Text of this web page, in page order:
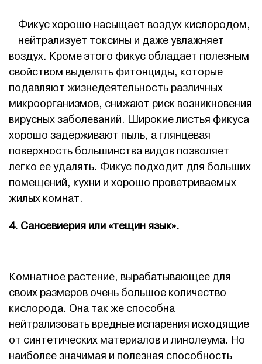
Фикус хорошо насыщает воздух кислородом,
нейтрализует токсины и даже увлажняет
воздух. Кроме этого фикус обладает полезным
свойством выделять фитонциды, которые
подавляют жизнедеятельность различных
микроорганизмов, снижают риск возникновения
вирусных заболеваний. Широкие листья фикуса
хорошо задерживают пыль, а глянцевая
поверхность большинства видов позволяет
легко ее удалять. Фикус подходит для больших
помещений, кухни и хорошо проветриваемых
жилых комнат.
4. Сансевиерия или «тещин язык».
Комнатное растение, вырабатывающее для
своих размеров очень большое количество
кислорода. Она так же способна
нейтрализовать вредные испарения исходящие
от синтетических материалов и линолеума. Но
наиболее значимая и полезная способность